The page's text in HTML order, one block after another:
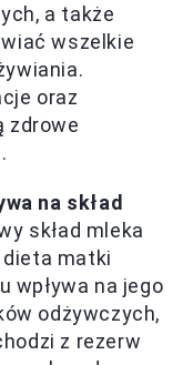
a także
wszelkie
oraz
zdrowe
na skład
skład mleka
dieta matki
wpływa na jego
odżywczych,
z rezerw